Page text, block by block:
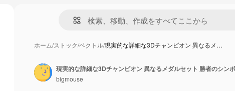
ホーム/ストック/ベクトル/現実的な詳細な3Dチャンピオン 異なるメ…
bigmouse